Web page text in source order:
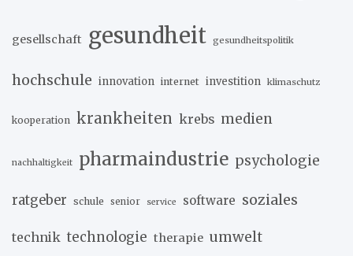
gesellschaft gesundheit gesundheitspolitik
hochschule innovation internet investition klimaschutz
kooperation krankheiten krebs medien
nachhaltigkeit pharmaindustrie psychologie
ratgeber schule senior service software soziales
technik technologie therapie umwelt